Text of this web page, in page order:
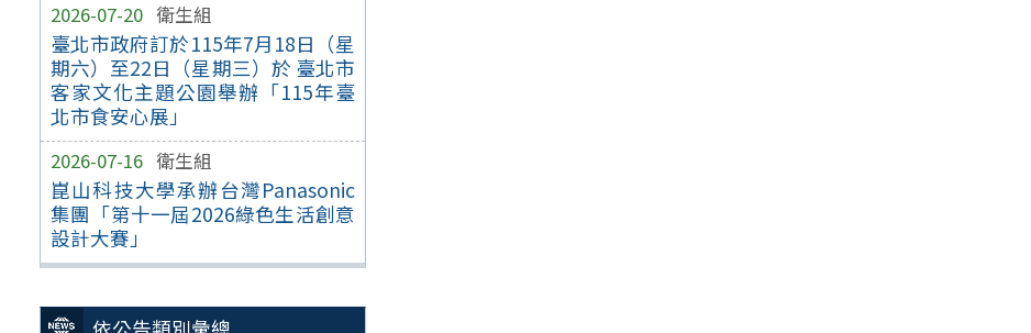
2026-07-20 衛生組
臺北市政府訂於115年7月18日（星
期六）至22日（星期三）於 臺北市
客家文化主題公園舉辦「115年臺
北市食安心展」
2026-07-16 衛生組
崑山科技大學承辦台灣Panasonic
集團「第十一屆2026綠色生活創意
設計大賽」